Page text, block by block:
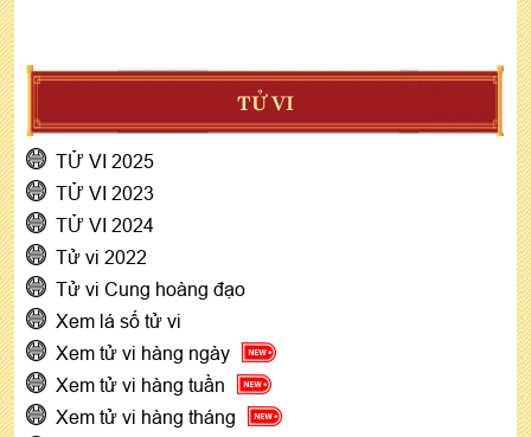
TỬ VI
TỬ VI 2025
TỬ VI 2023
TỬ VI 2024
Tử vi 2022
Tử vi Cung hoàng đạo
Xem lá số tử vi
Xem tử vi hàng ngày
Xem tử vi hàng tuần
Xem tử vi hàng tháng